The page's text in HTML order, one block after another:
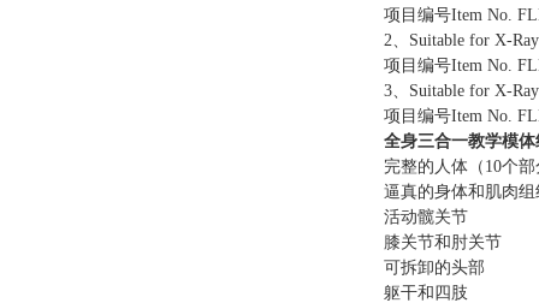
项目编号Item No.
2、Suitable for X-
项目编号Item No.
3、Suitable for X-
项目编号Item No.
全身三合一教学模
完整的人体（10个
逼真的身体和肌肉组
活动髋关节
膝关节和肘关节
可拆卸的头部
躯干和四肢